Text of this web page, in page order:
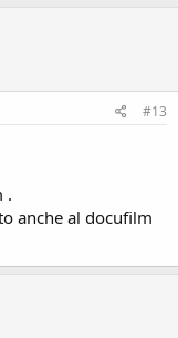
#13
.
anche al docufilm